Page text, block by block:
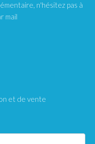
n'hésitez pas à
mail
et de vente